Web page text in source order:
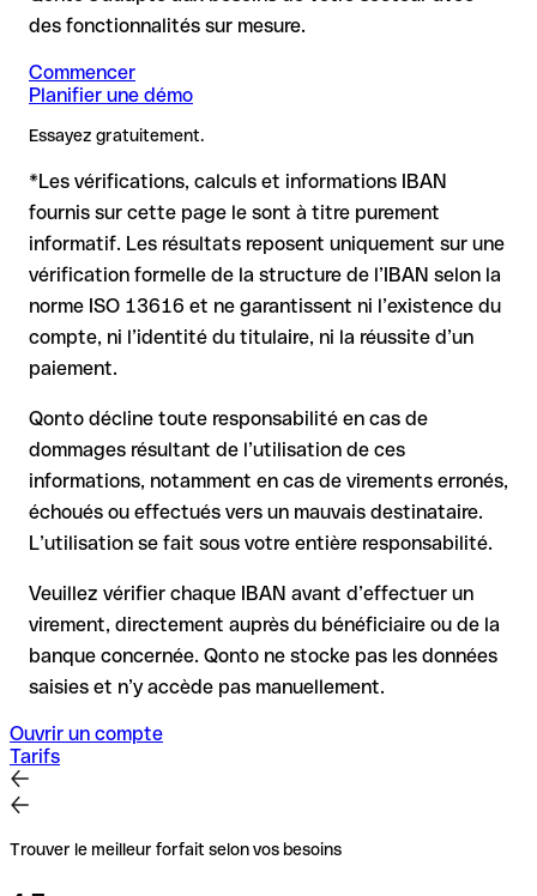
Remarque: Pour les virements en devises étrangères (par ex.
Renseignez-vous à l'avance auprès de Postal Savings Bank
ont été inversés, créant par hasard une autre combinaison
Recommandation: demandez au bénéficiaire de vous
commerciale ou un montant important. L'existence d'un
compte ne peut être vérifiée que par Postal Savings Bank Jsc
elle-même ou par un virement test.
compte : aucune perte financière.
plus critique. Si une erreur (ex. inversion de chiffres) crée
un IBAN valide, le virement peut être envoyé vers un autre
Dans ce cas :
la banque réceptrice doit coopérer au retour des fonds
votre banque peut initier une procédure de rappel sur
demande
le remboursement n’est pas garanti, surtout si les fonds ont
déjà été retirés
pour les virements hors SEPA, la récupération est plus
complexe et peut entraîner des frais
Recommandation: vérifiez systématiquement chaque IBAN
avant un virement (via un outil de vérification) et confirmez-le
directement auprès du bénéficiaire en cas de doute. Cette
précaution est essentielle, en particulier pour des montants
élevés ou de nouvelles relations commerciales.
des fonctionnalités sur mesure.
Commencer
Planifier une démo
Essayez gratuitement.
*Les vérifications, calculs et informations IBAN
fournis sur cette page le sont à titre purement
informatif. Les résultats reposent uniquement sur une
vérification formelle de la structure de l’IBAN selon la
norme ISO 13616 et ne garantissent ni l’existence du
compte, ni l’identité du titulaire, ni la réussite d’un
paiement.
Qonto décline toute responsabilité en cas de
dommages résultant de l’utilisation de ces
informations, notamment en cas de virements erronés,
échoués ou effectués vers un mauvais destinataire.
L’utilisation se fait sous votre entière responsabilité.
Veuillez vérifier chaque IBAN avant d’effectuer un
virement, directement auprès du bénéficiaire ou de la
banque concernée. Qonto ne stocke pas les données
saisies et n’y accède pas manuellement.
Ouvrir un compte
Tarifs
Trouver le meilleur forfait selon vos besoins